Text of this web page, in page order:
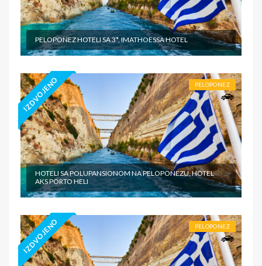
PELOPONEZ HOTELI SA 3*, IMATHOESSA HOTEL
IZDVOJENO PELOPONEZ
HOTELI SA POLUPANSIONOM NA PELOPONEZU, HOTEL
AKS PORTO HELI
IZDVOJENO PELOPONEZ